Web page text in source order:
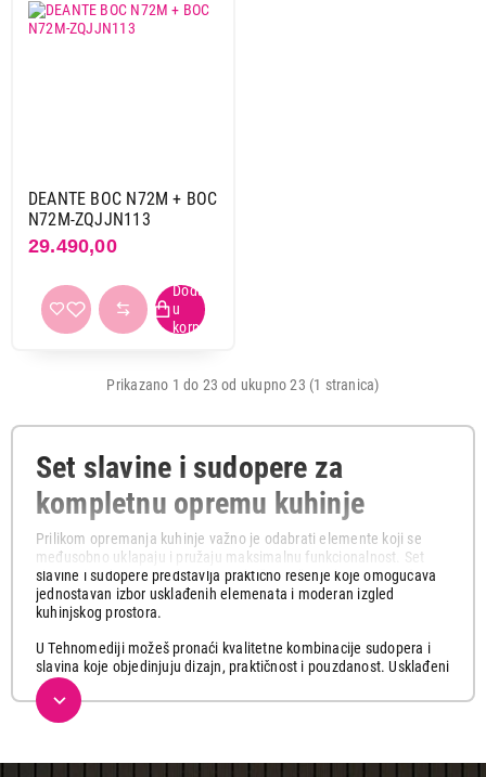
DEANTE BOC N72M + BOC
N72M-ZQJJN113
29.490,00
Prikazano 1 do 23 od ukupno 23 (1 stranica)
Set slavine i sudopere za
kompletnu opremu kuhinje
Prilikom opremanja kuhinje važno je odabrati elemente koji se
međusobno uklapaju i pružaju maksimalnu funkcionalnost. Set
slavine i sudopere predstavlja praktično rešenje koje omogućava
jednostavan izbor usklađenih elemenata i moderan izgled
kuhinjskog prostora.
U Tehnomediji možeš pronaći kvalitetne kombinacije sudopera i
slavina koje objedinjuju dizajn, praktičnost i pouzdanost. Usklađeni
modeli omogućavaju lakšu montažu i stvaraju skladnu celinu koja
se savršeno uklapa u različite stilove kuhinja.